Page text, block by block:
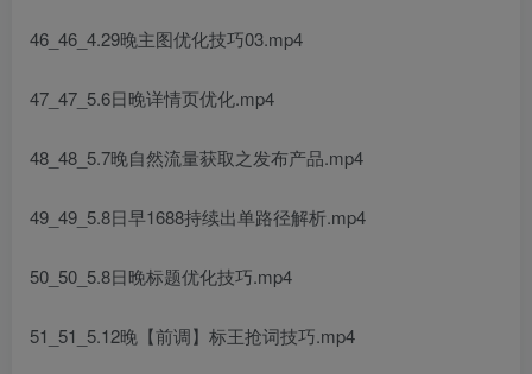
46_46_4.29晚主图优化技巧03.mp4
47_47_5.6日晚详情页优化.mp4
48_48_5.7晚自然流量获取之发布产品.mp4
49_49_5.8日早1688持续出单路径解析.mp4
50_50_5.8日晚标题优化技巧.mp4
51_51_5.12晚【前调】标王抢词技巧.mp4